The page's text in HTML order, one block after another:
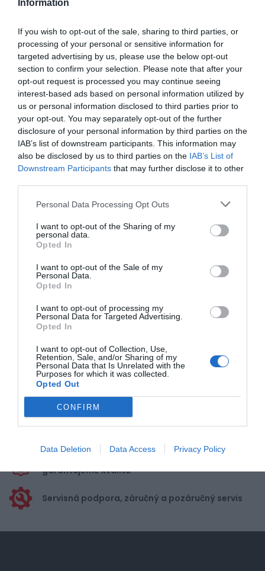
Information
If you wish to opt-out of the sale, sharing to third parties, or
processing of your personal or sensitive information for
targeted advertising by us, please use the below opt-out
section to confirm your selection. Please note that after your
opt-out request is processed you may continue seeing
interest-based ads based on personal information utilized by
us or personal information disclosed to third parties prior to
your opt-out. You may separately opt-out of the further
disclosure of your personal information by third parties on the
IAB’s list of downstream participants. This information may
also be disclosed by us to third parties on the IAB’s List of
Downstream Participants that may further disclose it to other
Personal Data Processing Opt Outs
I want to opt-out of the Sharing of my
personal data.
Opted In
I want to opt-out of the Sale of my
Personal Data.
Opted In
I want to opt-out of processing my
Personal Data for Targeted Advertising.
Opted In
I want to opt-out of Collection, Use,
Retention, Sale, and/or Sharing of my
Personal Data that Is Unrelated with the
Purposes for which it was collected.
Opted Out
CONFIRM
Data Deletion Data Access Privacy Policy
kontrol zaručuje najvyššiu kvalitu týchto kolies.
0.0
0% zákazníkov odporúča produkt
Pre pridanie recenzie sa musíte
prihlásiť
Doprava zadarmo pri
nákupe nad 100,00 €
Bezpečná platba
garantujeme kvalitu
Servisná podpora, záručný a pozáručný servis